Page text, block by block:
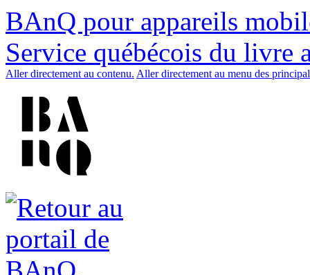
BAnQ pour appareils
Service québécois du livre
Aller directement au contenu. Aller directement au menu des